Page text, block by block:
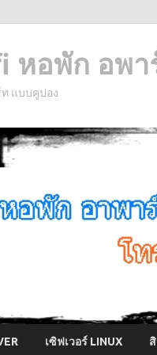
หอพัก อพ
แบบคูปอง
เซิฟเวอร์ LINUX